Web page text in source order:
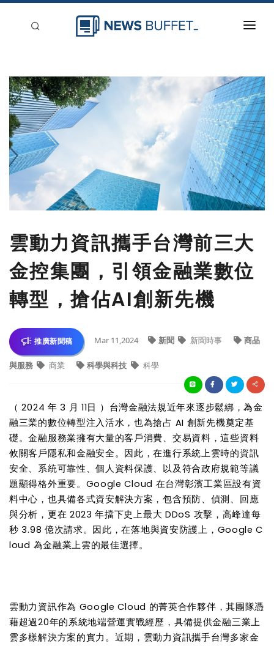
新聞稿分類
登入
刊登
雲動力資訊攜手台灣前三大
金控集團，引領金融業數位
轉型，搶佔AI創新先機
推廣新聞稿 Mar 11,2024 新聞 新聞時事 商品
與服務 商業 科學與科技 科學
（ 2024 年 3 月 11日 ）台灣金融法規近年來逐步鬆綁，為金
融三業的數位轉型注入活水，也為搶占 AI 創新先機奠定基
礎。金融服務業擁有大量的客戶消費、交易資料，這些資料
攸關客戶隱私和金融安全。因此，在進行系統上雲時的資訊
安全、系統可靠性、個人資料保護、以及符合政府規範等議
題顯得格外重要。Google Cloud 在台灣彰濱工業區設有資
料中心，也具備各式資安解決方案，包含預防、偵測、回應
與分析，更在 2023 年擋下史上最大 DDoS 攻擊，高峰達每
秒 3.98 億次請求。因此，在落地與資安防護上，Google C
loud 為金融業上雲的最佳選擇。
雲動力資訊作為 Google Cloud 的菁英合作夥伴，其團隊憑
藉超過20年的系統地端營運實戰經歷，具備提供金融三業上
雲多樣解決方案的實力。近期，雲動力資訊攜手台灣多家金